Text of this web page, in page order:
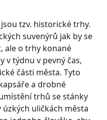
tzv. historické trhy.
suvenýrů jak by se
ale o trhy konané
v týdnu v pevný čas,
části města. Tyto
a drobné
trhů se stánky
uličkách města